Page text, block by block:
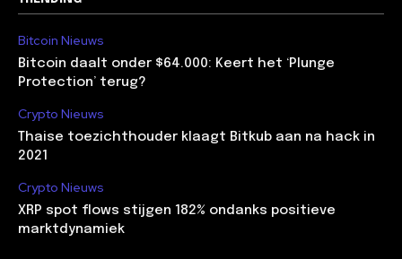
Bitcoin Nieuws
Bitcoin daalt onder $64.000: Keert het ‘Plunge
Protection’ terug?
Crypto Nieuws
Thaise toezichthouder klaagt Bitkub aan na hack in
2021
Crypto Nieuws
XRP spot flows stijgen 182% ondanks positieve
marktdynamiek